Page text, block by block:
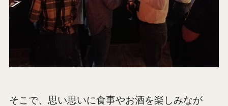
そこで、思い思いに食事やお酒を楽しみなが